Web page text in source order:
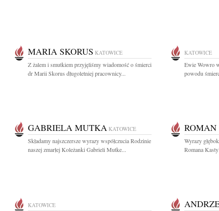
MARIA SKORUS KATOWICE
Z żalem i smutkiem przyjęliśmy wiadomość o śmierci
dr Marii Skorus długoletniej pracownicy...
KATOWICE
Ewie Wowro
powodu
GABRIELA MUTKA KATOWICE
Składamy najszczersze wyrazy współczucia Rodzinie
naszej zmarłej Koleżanki Gabrieli Mutke...
Wyrazy
Romana
KATOWICE